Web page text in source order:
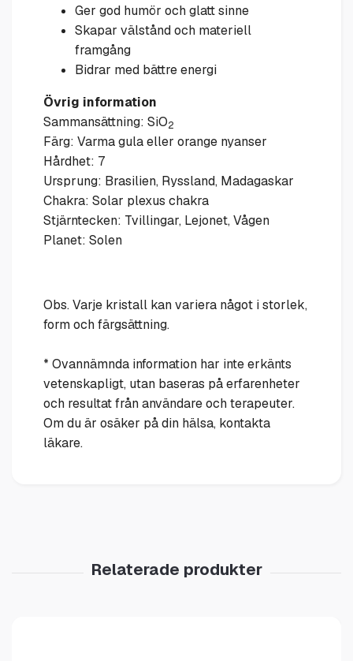
Ger god humör och glatt sinne
Skapar välstånd och materiell
framgång
Bidrar med bättre energi
Övrig information
Sammansättning: SiO2
Färg: Varma gula eller orange nyanser
Hårdhet: 7
Ursprung: Brasilien, Ryssland, Madagaskar
Chakra: Solar plexus chakra
Stjärntecken: Tvillingar, Lejonet, Vågen
Planet: Solen
Obs. Varje kristall kan variera något i storlek,
form och färgsättning.
* Ovannämnda information har inte erkänts
vetenskapligt, utan baseras på erfarenheter
och resultat från användare och terapeuter.
Om du är osäker på din hälsa, kontakta
läkare.